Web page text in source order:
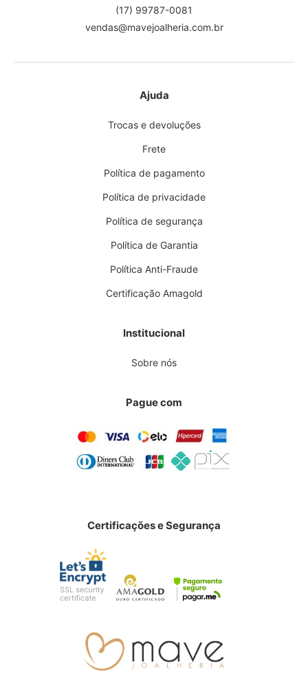
(17) 99787-0081
vendas@mavejoalheria.com.br
Ajuda
Trocas e devoluções
Frete
Política de pagamento
Política de privacidade
Política de segurança
Política de Garantia
Política Anti-Fraude
Certificação Amagold
Institucional
Sobre nós
Pague com
Certificações e Segurança